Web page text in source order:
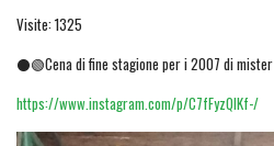
Visite: 1325
⚫🟢Cena di fine stagione per i 2007 di mister
https://www.instagram.com/p/C7fFyzQIKf-/